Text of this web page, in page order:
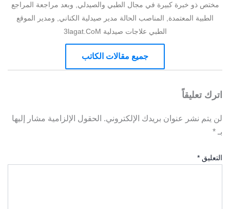
مختص ذو خبرة كبيرة في مجال الطبي والصيدلي, وبعد مراجعة المراجع
الطبية المعتمدة, المناصب الحالة مدير صيدلية الكناني, ومدير الموقع
الطبي علاجات صيدلية 3lagat.CoM
جميع مقالات الكاتب
اترك تعليقاً
لن يتم نشر عنوان بريدك الإلكتروني. الحقول الإلزامية مشار إليها
بـ *
التعليق *